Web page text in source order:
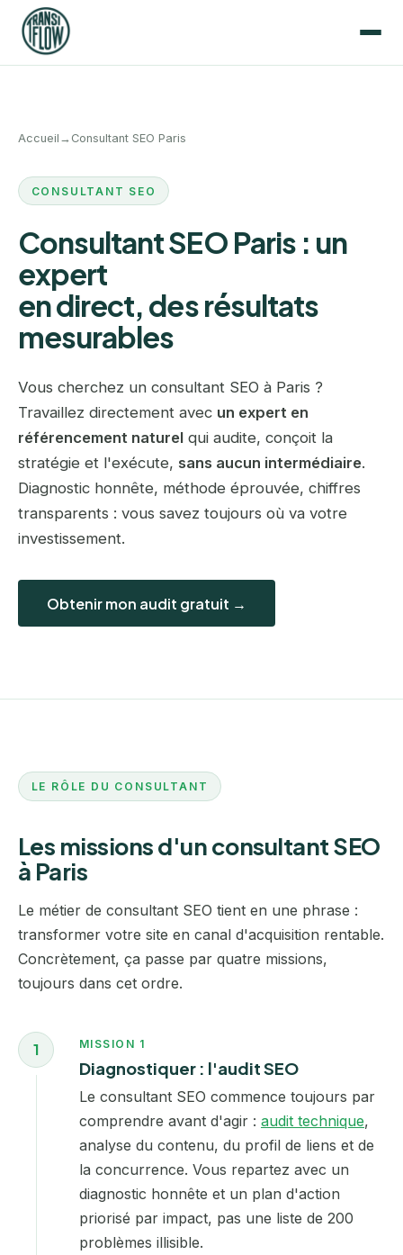
Accueil → Consultant SEO Paris
CONSULTANT SEO
Consultant SEO Paris : un
expert
en direct, des résultats
mesurables
Vous cherchez un consultant SEO à Paris ?
Travaillez directement avec un expert en
référencement naturel qui audite, conçoit la
stratégie et l'exécute, sans aucun intermédiaire.
Diagnostic honnête, méthode éprouvée, chiffres
transparents : vous savez toujours où va votre
investissement.
Obtenir mon audit gratuit →
LE RÔLE DU CONSULTANT
Les missions d'un consultant SEO
à Paris
Le métier de consultant SEO tient en une phrase :
transformer votre site en canal d'acquisition rentable.
Concrètement, ça passe par quatre missions,
toujours dans cet ordre.
1 MISSION 1
Diagnostiquer : l'audit SEO
Le consultant SEO commence toujours par
comprendre avant d'agir : audit technique,
analyse du contenu, du profil de liens et de
la concurrence. Vous repartez avec un
diagnostic honnête et un plan d'action
priorisé par impact, pas une liste de 200
problèmes illisible.